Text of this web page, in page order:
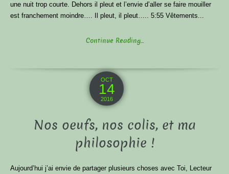
une nuit trop courte. Dehors il pleut et l’envie d’aller se faire mouiller
est franchement moindre…. Il pleut, il pleut….. 5:55 Vêtements...
Continue Reading...
OCT
14
2016
Nos oeufs, nos colis, et ma
philosophie !
Aujourd’hui j’ai envie de partager plusieurs choses avec Toi, Lecteur